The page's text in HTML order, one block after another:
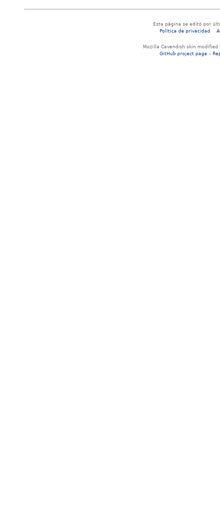
Esta página se editó por
Política de privacidad
Mozilla Cavendish skin modified
GitHub project page –